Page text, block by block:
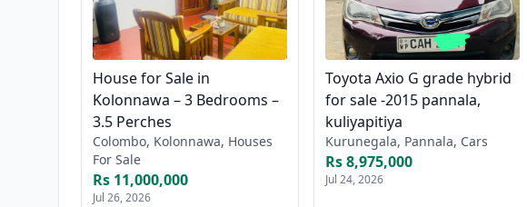
House for Sale in
Kolonnawa – 3 Bedrooms –
3.5 Perches
Colombo, Kolonnawa, Houses
For Sale
Rs 11,000,000
Jul 26, 2026
Toyota Axio G grade hybrid
for sale -2015 pannala,
kuliyapitiya
Kurunegala, Pannala, Cars
Rs 8,975,000
Jul 24, 2026